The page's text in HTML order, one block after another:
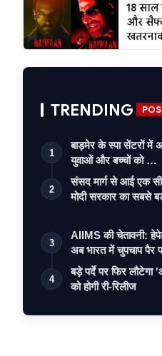
18 साल
और सैफ
TRENDING
1
बाड़मेर के स्पा सेंटरों में
युवाओं और बच्चों को …
2
संसद मार्ग से आई एक
मोदी सरकार का सबसे
3
AIIMS की चेतावनी:
अब भारत में चुपचाप
4
बड़े पर्दे पर फिर
को होगी री-रिलीज